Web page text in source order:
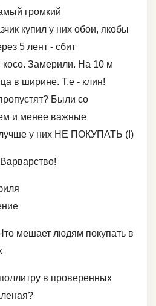
громкий
купил у них обои, якобы
5 лент - сбит
Замерили. На 10 м
в ширине. Т.е - клин!
Были со
и менее важные
у них НЕ ПОКУПАТЬ (!)
мешает людям покупать в
в проверенных